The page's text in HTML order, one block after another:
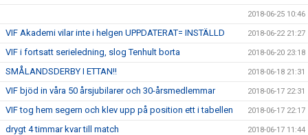
2018-06-25 10:46
VIF Akademi vilar inte i helgen UPPDATERAT= INSTÄLLD 2018-06-22 21:27
VIF i fortsatt serieledning, slog Tenhult borta 2018-06-20 23:18
SMÅLANDSDERBY I ETTAN!! 2018-06-18 21:31
VIF bjöd in våra 50 årsjubilarer och 30-årsmedlemmar 2018-06-17 22:31
VIF tog hem segern och klev upp på position ett i tabellen 2018-06-17 22:17
drygt 4 timmar kvar till match 2018-06-17 11:44